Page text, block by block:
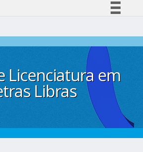
Comunica BR
Participe
Acesso à informação
Legislação
Canais
Licenciatura em
Libras